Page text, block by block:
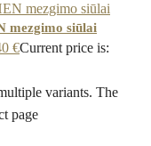
mezgimo siūlai
€Current price is:
variants. The
page